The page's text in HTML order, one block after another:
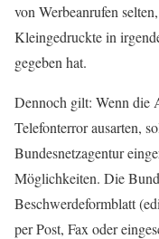
von Werbeanrufen
Kleingedruckte in
gegeben hat.
Dennoch gilt: Wenn die
Telefonterror ausarten,
Bundesnetzagentur
Möglichkeiten. Die
Beschwerdeformblatt
per Post, Fax oder